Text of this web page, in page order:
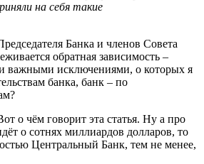
на себя такие
Банка и членов Совета
обратная зависимость –
важными исключениями, о которых я
банка, банк – по
о чём говорит эта статья. Ну а про
о сотнях миллиардов долларов, то
Центральный Банк, тем не менее,